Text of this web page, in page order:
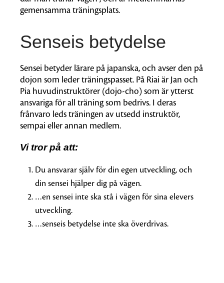
gemensamma träningsplats.
Senseis betydelse
Sensei betyder lärare på japanska, och avser den på
dojon som leder träningspasset. På Riai är Jan och
Pia huvudinstruktörer (dojo-cho) som är ytterst
ansvariga för all träning som bedrivs. I deras
frånvaro leds träningen av utsedd instruktör,
sempai eller annan medlem.
Vi tror på att:
Du ansvarar själv för din egen utveckling, och
din sensei hjälper dig på vägen.
…en sensei inte ska stå i vägen för sina elevers
utveckling.
…senseis betydelse inte ska överdrivas.